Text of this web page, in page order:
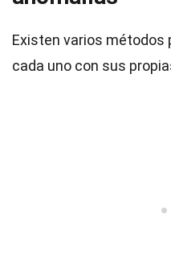
Existen varios métodos
cada uno con sus